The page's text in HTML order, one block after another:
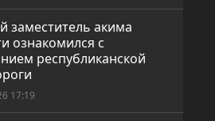
заместитель акима
ознакомился с
республиканской
17:19